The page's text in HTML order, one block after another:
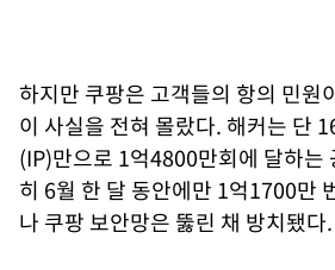
하지만 쿠팡은 고객들의 항의 민원
이 사실을 전혀 몰랐다. 해커는 단
(IP)만으로 1억4800만회에 달하는
히 6월 한 달 동안에만 1억1700만
나 쿠팡 보안망은 뚫린 채 방치됐다.